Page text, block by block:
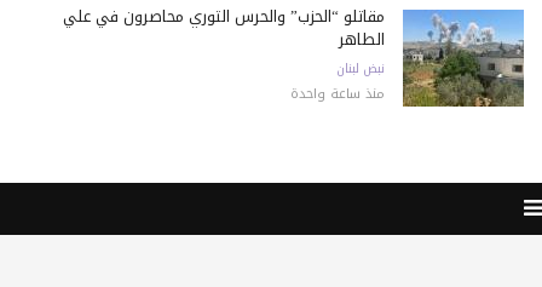
مقاتلو “الحزب” والحرس الثوري محاصرون في علي
الطاهر
نبض لبنان
منذ ساعة واحدة